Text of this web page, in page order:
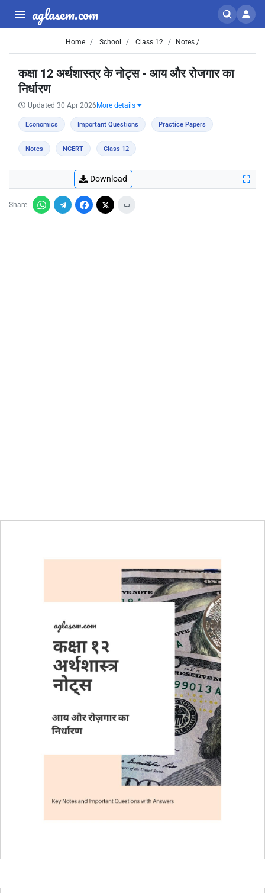
aglasem.com
Home School Class 12 Notes /
कक्षा 12 अर्थशास्त्र के नोट्स - आय और रोजगार का
निर्धारण
Updated 30 Apr 2026 More details
Economics Important Questions Practice Papers
Notes NCERT Class 12
Download
Share: